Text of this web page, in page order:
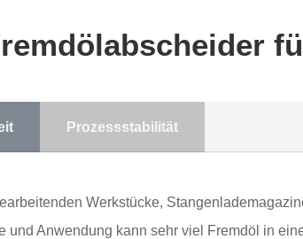
Prozessstabilität
Werkstücke,
und Anwendung kann sehr viel Fremdöl in